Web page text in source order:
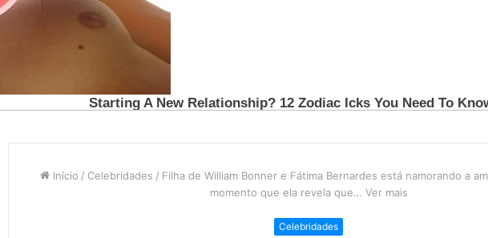
Início / Celebridades / Filha de William Bonner e Fátima Bernardes está namorando a
momento que ela revela que… Ver mais
Celebridades